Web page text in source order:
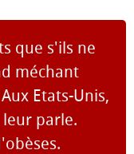
que s'ils ne
méchant
Etats-Unis,
parle.